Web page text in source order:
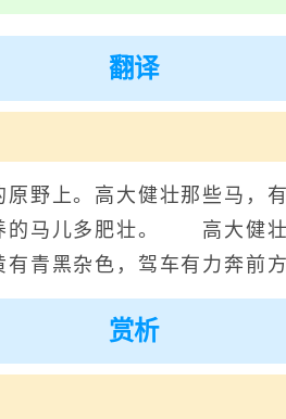
翻译
。高大健壮那些马，有
的马儿多肥壮。 高大健
青黑杂色，驾车有力奔前
赏析